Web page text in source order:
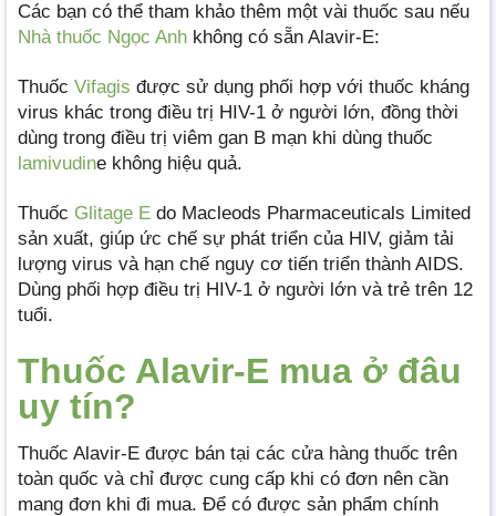
Các bạn có thể tham khảo thêm một vài thuốc sau nếu
Nhà thuốc Ngọc Anh không có sẵn Alavir-E:
Thuốc Vifagis được sử dụng phối hợp với thuốc kháng
virus khác trong điều trị HIV-1 ở người lớn, đồng thời
dùng trong điều trị viêm gan B mạn khi dùng thuốc
lamivudine không hiệu quả.
Thuốc Glitage E do Macleods Pharmaceuticals Limited
sản xuất, giúp ức chế sự phát triển của HIV, giảm tải
lượng virus và hạn chế nguy cơ tiến triển thành AIDS.
Dùng phối hợp điều trị HIV-1 ở người lớn và trẻ trên 12
tuổi.
Thuốc Alavir-E mua ở đâu
uy tín?
Thuốc Alavir-E được bán tại các cửa hàng thuốc trên
toàn quốc và chỉ được cung cấp khi có đơn nên cần
mang đơn khi đi mua. Để có được sản phẩm chính